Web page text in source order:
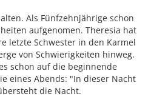
Als Fünfzehnjährige schon
aufgenomen. Theresia hat
letzte Schwester in den Karmel
von Schwierigkeiten hinweg.
schon auf die beginnende
eines Abends: "In dieser Nacht
die Nacht.